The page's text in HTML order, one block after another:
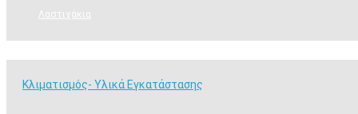
Λαστιχάκια
Κλιματισμός- Υλικά Εγκατάστασης